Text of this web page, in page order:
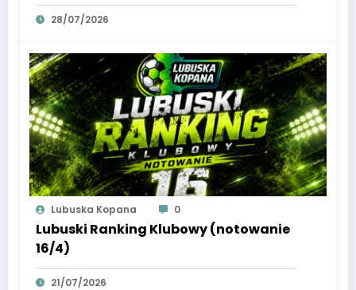
28/07/2026
Lubuska Kopana 0
Lubuski Ranking Klubowy (notowanie
16/4)
21/07/2026